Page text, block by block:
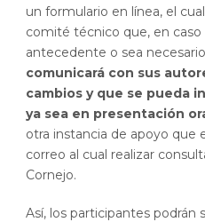
un formulario en línea, el
comité técnico que, en
antecedente o sea
comunicará con sus
cambios y que se pueda
ya sea en presentación
otra instancia de apoyo que
correo al cual realizar
Cornejo.
Así, los participantes podrán